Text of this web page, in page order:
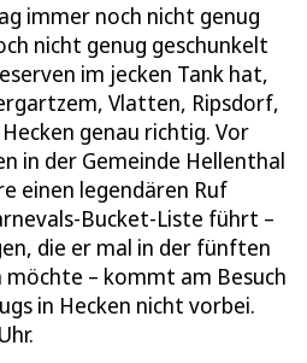
immer noch nicht genug
nicht genug geschunkelt
im jecken Tank hat,
Vlatten, Ripsdorf,
genau richtig. Vor
in der Gemeinde Hellenthal
einen legendären Ruf
Bucket-Liste führt –
die er mal in der fünften
möchte – kommt am Besuch
in Hecken nicht vorbei.